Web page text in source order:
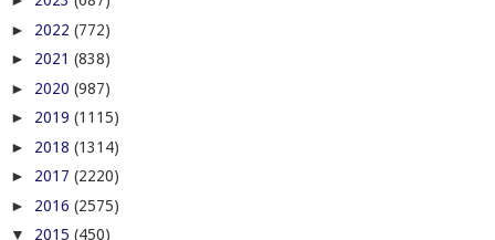
► 2022 (772)
► 2021 (838)
► 2020 (987)
► 2019 (1115)
► 2018 (1314)
► 2017 (2220)
► 2016 (2575)
▼ 2015 (450)